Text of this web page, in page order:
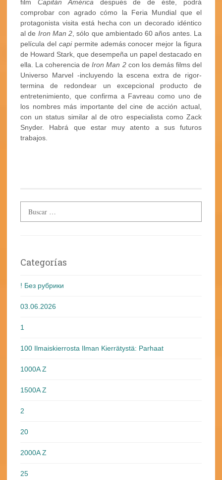
film Capitán Américadespués de de éste, podrá
comprobar con agrado cómo la Feria Mundial que el
protagonista visita está hecha con un decorado idéntico
al de Iron Man 2, sólo que ambientado 60 años antes. La
película del capipermite además conocer mejor la figura
de Howard Stark, que desempeña un papel destacado en
ella. La coherencia deIron Man 2con los demás films del
Universo Marvel -incluyendo la escena extra de rigor-
termina de redondear un excepcional producto de
entretenimiento, que confirma a Favreau como uno de
los nombres más importante del cine de acción actual,
con un status similar al de otro especialista como Zack
Snyder. Habrá que estar muy atento a sus futuros
trabajos.
Categorías
! Без рубрики
03.06.2026
1
100 Ilmaiskierrosta Ilman Kierrätystä: Parhaat
1000A Z
1500A Z
2
20
2000A Z
25